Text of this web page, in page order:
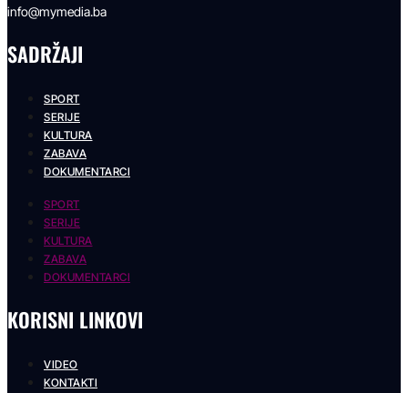
info@mymedia.ba
SADRŽAJI
SPORT
SERIJE
KULTURA
ZABAVA
DOKUMENTARCI
SPORT
SERIJE
KULTURA
ZABAVA
DOKUMENTARCI
KORISNI LINKOVI
VIDEO
KONTAKTI